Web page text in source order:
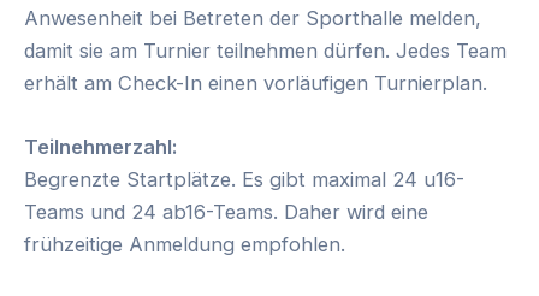
Anwesenheit bei Betreten der Sporthalle melden,
damit sie am Turnier teilnehmen dürfen. Jedes Team
erhält am Check-In einen vorläufigen Turnierplan.
Teilnehmerzahl:
Begrenzte Startplätze. Es gibt maximal 24 u16-
Teams und 24 ab16-Teams. Daher wird eine
frühzeitige Anmeldung empfohlen.